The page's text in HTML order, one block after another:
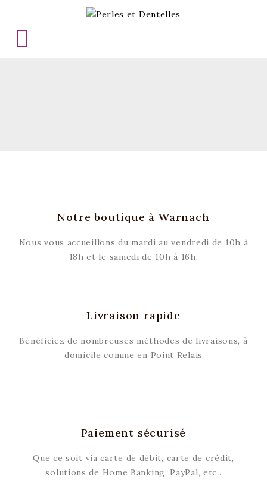

Notre boutique à Warnach
Nous vous accueillons du mardi au vendredi de 10h à
18h et le samedi de 10h à 16h.
Livraison rapide
Bénéficiez de nombreuses méthodes de livraisons, à
domicile comme en Point Relais
Paiement sécurisé
Que ce soit via carte de débit, carte de crédit,
solutions de Home Banking, PayPal, etc..